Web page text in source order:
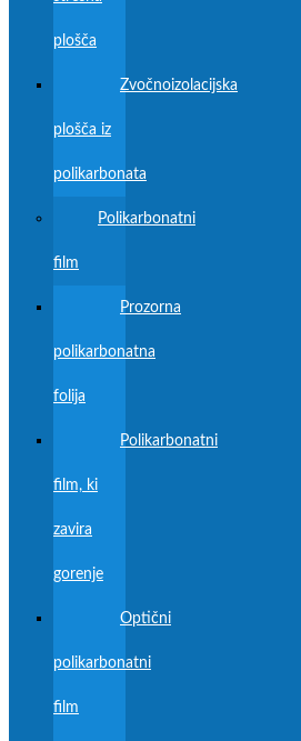
plošča
Zvočnoizolacijska
plošča iz
polikarbonata
Polikarbonatni
film
Prozorna
polikarbonatna
folija
Polikarbonatni
film, ki
zavira
gorenje
Optični
polikarbonatni
film